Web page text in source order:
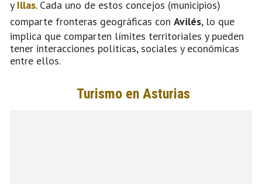
y Illas. Cada uno de estos concejos (municipios)
comparte fronteras geográficas con Avilés, lo que
implica que comparten límites territoriales y pueden
tener interacciones políticas, sociales y económicas
entre ellos.